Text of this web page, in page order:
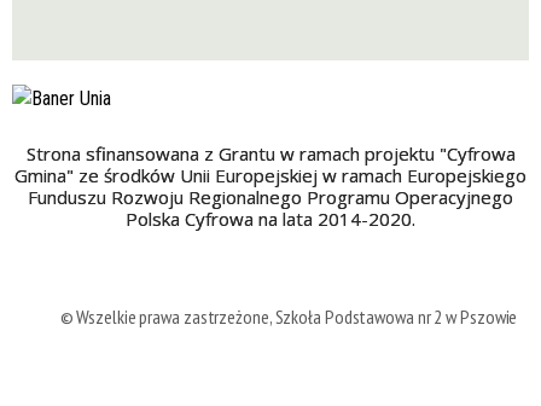
Strona sfinansowana z Grantu w ramach projektu "Cyfrowa
Gmina" ze środków Unii Europejskiej w ramach Europejskiego
Funduszu Rozwoju Regionalnego Programu Operacyjnego
Polska Cyfrowa na lata 2014-2020.
© Wszelkie prawa zastrzeżone, Szkoła Podstawowa nr 2 w Pszowie